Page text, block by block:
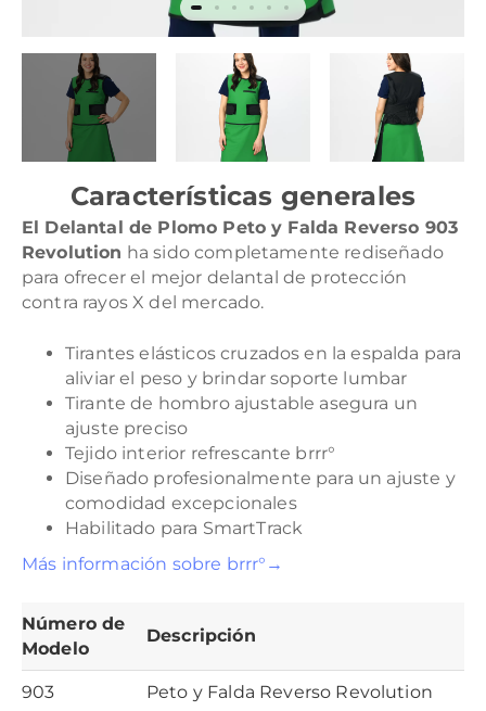
Características generales
El Delantal de Plomo Peto y Falda Reverso 903
Revolution ha sido completamente rediseñado
para ofrecer el mejor delantal de protección
contra rayos X del mercado.
Tirantes elásticos cruzados en la espalda para
aliviar el peso y brindar soporte lumbar
Tirante de hombro ajustable asegura un
ajuste preciso
Tejido interior refrescante brrr°
Diseñado profesionalmente para un ajuste y
comodidad excepcionales
Habilitado para SmartTrack
Más información sobre brrr°→
Número de
Modelo
Descripción
903 Peto y Falda Reverso Revolution